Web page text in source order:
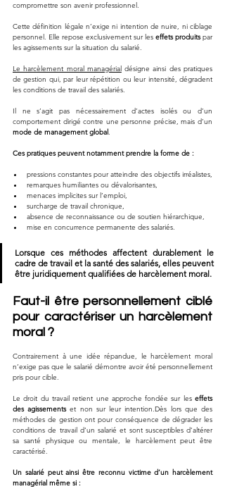
compromettre son avenir professionnel.
Cette définition légale n’exige ni intention de nuire, ni ciblage
personnel. Elle repose exclusivement sur les effets produits par
les agissements sur la situation du salarié.
Le harcèlement moral managérial désigne ainsi des pratiques
de gestion qui, par leur répétition ou leur intensité, dégradent
les conditions de travail des salariés.
Il ne s’agit pas nécessairement d’actes isolés ou d’un
mode de management global.
Ces pratiques peuvent notamment prendre la forme de :
pressions constantes pour atteindre des objectifs irréalistes,
remarques humiliantes ou dévalorisantes,
menaces implicites sur l’emploi,
surcharge de travail chronique,
absence de reconnaissance ou de soutien hiérarchique,
mise en concurrence permanente des salariés.
Lorsque ces méthodes affectent durablement le
cadre de travail et la santé des salariés, elles peuvent
être juridiquement qualifiées de harcèlement moral.
Faut-il être personnellement ciblé
pour caractériser un harcèlement
moral ?
Contrairement à une idée répandue, le harcèlement moral
n’exige pas que le salarié démontre avoir été personnellement
pris pour cible.
Le droit du travail retient une approche fondée sur les effets
des agissements et non sur leur intention.Dès lors que des
méthodes de gestion ont pour conséquence de dégrader les
conditions de travail d’un salarié et sont susceptibles d’altérer
sa santé physique ou mentale, le harcèlement peut être
caractérisé.
Un salarié peut ainsi être reconnu victime d’un harcèlement
managérial même si :